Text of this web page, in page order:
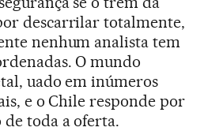
descarrilar totalmente,
nenhum analista tem
O mundo
uado em inúmeros
e o Chile responde por
toda a oferta.